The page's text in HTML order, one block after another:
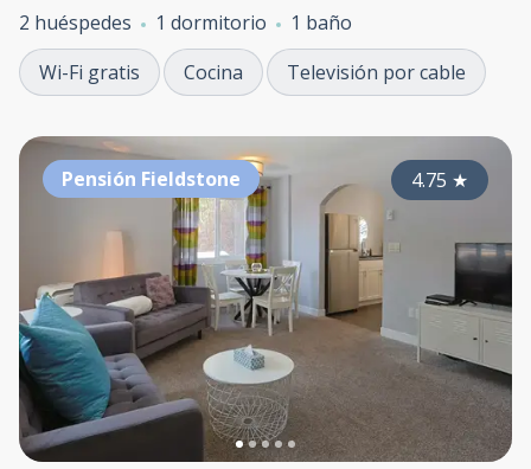
2 huéspedes 1 dormitorio
1 baño
Wi-Fi gratis
Cocina Televisión por cable
Pensión Fieldstone 4.75 ★